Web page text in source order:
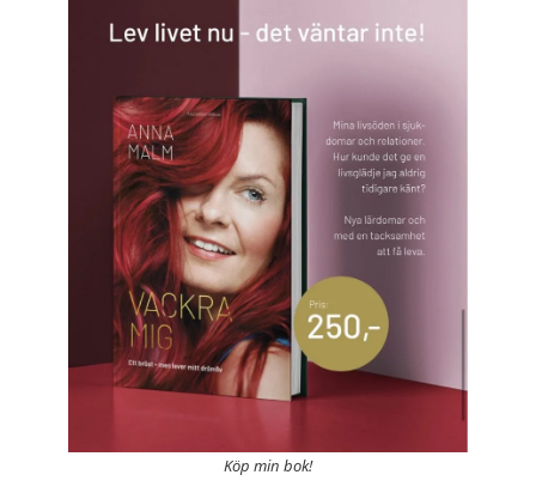
Köp min bok!